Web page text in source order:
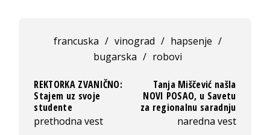
francuska / vinograd / hapsenje /
bugarska / robovi
REKTORKA ZVANIČNO:
Stajem uz svoje
studente
prethodna vest
Tanja Miščević našla
NOVI POSAO, u Savetu
za regionalnu saradnju
naredna vest